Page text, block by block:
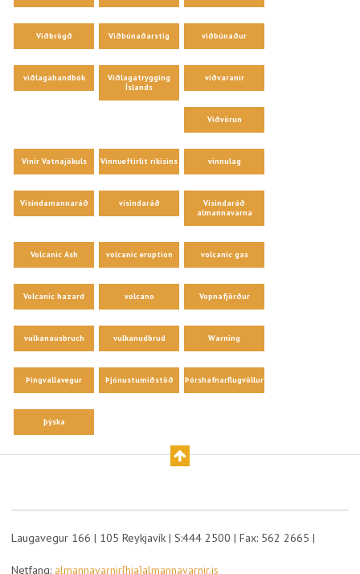
Viðbrögð Viðbúnaðarstig viðbúnaður
viðlagahandbók
Viðlagatrygging
Íslands
viðvaranir
Viðvörun
Vinir Vatnajökuls Vinnueftirlit ríkisins vinnulag
Vísindamannaráð vísindaráð
Vísindaráð
almannavarna
Volcanic Ash volcanic eruption volcanic gas
Volcanic hazard volcano Vopnafjörður
vulkanausbruch vulkanudbrud Warning
Þingvallavegur Þjónustumiðstöð Þórshafnarflugvöllur
þýska
Laugavegur 166 | 105 Reykjavík | S:444 2500 | Fax: 562 2665 |
Netfang: almannavarnir[hja]almannavarnir.is